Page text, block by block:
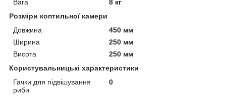
Вага
8 кг
Розміри коптильної камери
Довжина
450 мм
Ширина
250 мм
Висота
250 мм
Користувальницькі характеристики
Гачки для підвішування
риби
0